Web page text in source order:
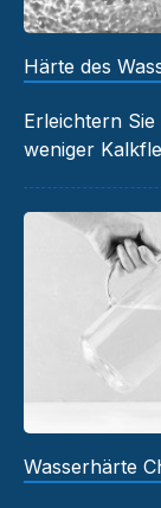
Härte des
Erleichtern
weniger
Wasserhärte